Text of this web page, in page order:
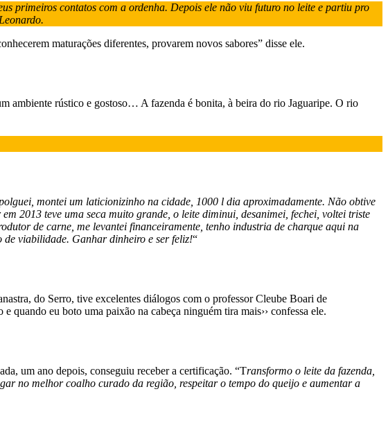
primeiros contatos com a ordenha. Depois ele não viu futuro no leite e partiu pro
maturações diferentes, provarem novos sabores” disse ele.
ambiente rústico e gostoso… A fazenda é bonita, à beira do rio Jaguaripe. O rio
montei um laticionizinho na cidade, 1000 l dia aproximadamente. Não obtive
2013 teve uma seca muito grande, o leite diminui, desanimei, fechei, voltei triste
de carne, me levantei financeiramente, tenho industria de charque aqui na
de viabilidade. Ganhar dinheiro e ser feliz!“
do Serro, tive excelentes diálogos com o professor Cleube Boari de
quando eu boto uma paixão na cabeça ninguém tira mais›› confessa ele.
um ano depois, conseguiu receber a certificação. “Transformo o leite da fazenda,
no melhor coalho curado da região, respeitar o tempo do queijo e aumentar a